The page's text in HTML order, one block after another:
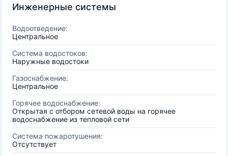
Инженерные системы
Водоотведение:
Центральное
Система водостоков:
Наружные водостоки
Газоснабжение:
Центральное
Горячее водоснабжение:
Открытая с отбором сетевой воды на горячее
водоснабжение из тепловой сети
Система пожаротушения:
Отсутствует